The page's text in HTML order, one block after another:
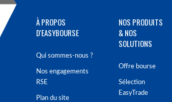
À PROPOS
D'EASYBOURSE
Qui sommes-nous ?
Nos engagements
RSE
Plan du site
NOS PRODUITS
& NOS
SOLUTIONS
Offre bourse
Sélection
EasyTrade